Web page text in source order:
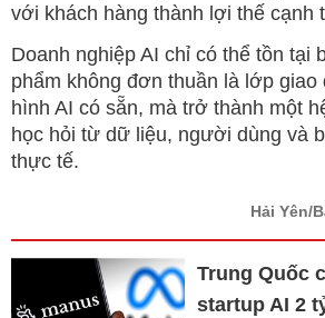
với khách hàng thành lợi thế cạnh
Doanh nghiệp AI chỉ có thể tồn tại
phẩm không đơn thuần là lớp giao
hình AI có sẵn, mà trở thành một
học hỏi từ dữ liệu, người dùng và
thực tế.
Hải Yên/
Trung Quốc
startup AI 2